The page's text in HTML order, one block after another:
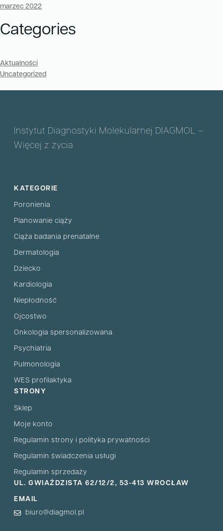
marzec 2022
Categories
Aktualności
Uncategorized
Instytut Diagnostyki Molekularnej DIAGMOL –
Więcej z życia
KATEGORIE
Poronienia
Planowanie ciąży
Ciąża badania prenatalne
Dermatologia
Dziecko
Kardiologia
Niepłodność
Ojcostwo
Onkologia spersonalizowana
Psychiatria
Pulmonologia
WES profilaktyka
STRONY
Sklep
Moje konto
Regulamin strony i polityka prywatności
Regulamin świadczenia usługi
Regulamin sprzedaży
UL. GWIAŹDZISTA 62/12/2, 53-413 WROCŁAW
EMAIL
biuro@diagmol.pl